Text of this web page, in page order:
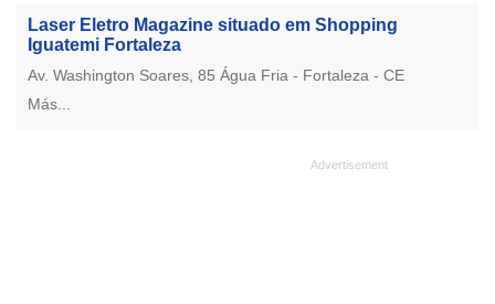
Laser Eletro Magazine situado em Shopping
Iguatemi Fortaleza
Av. Washington Soares, 85 Água Fria - Fortaleza - CE
Más...